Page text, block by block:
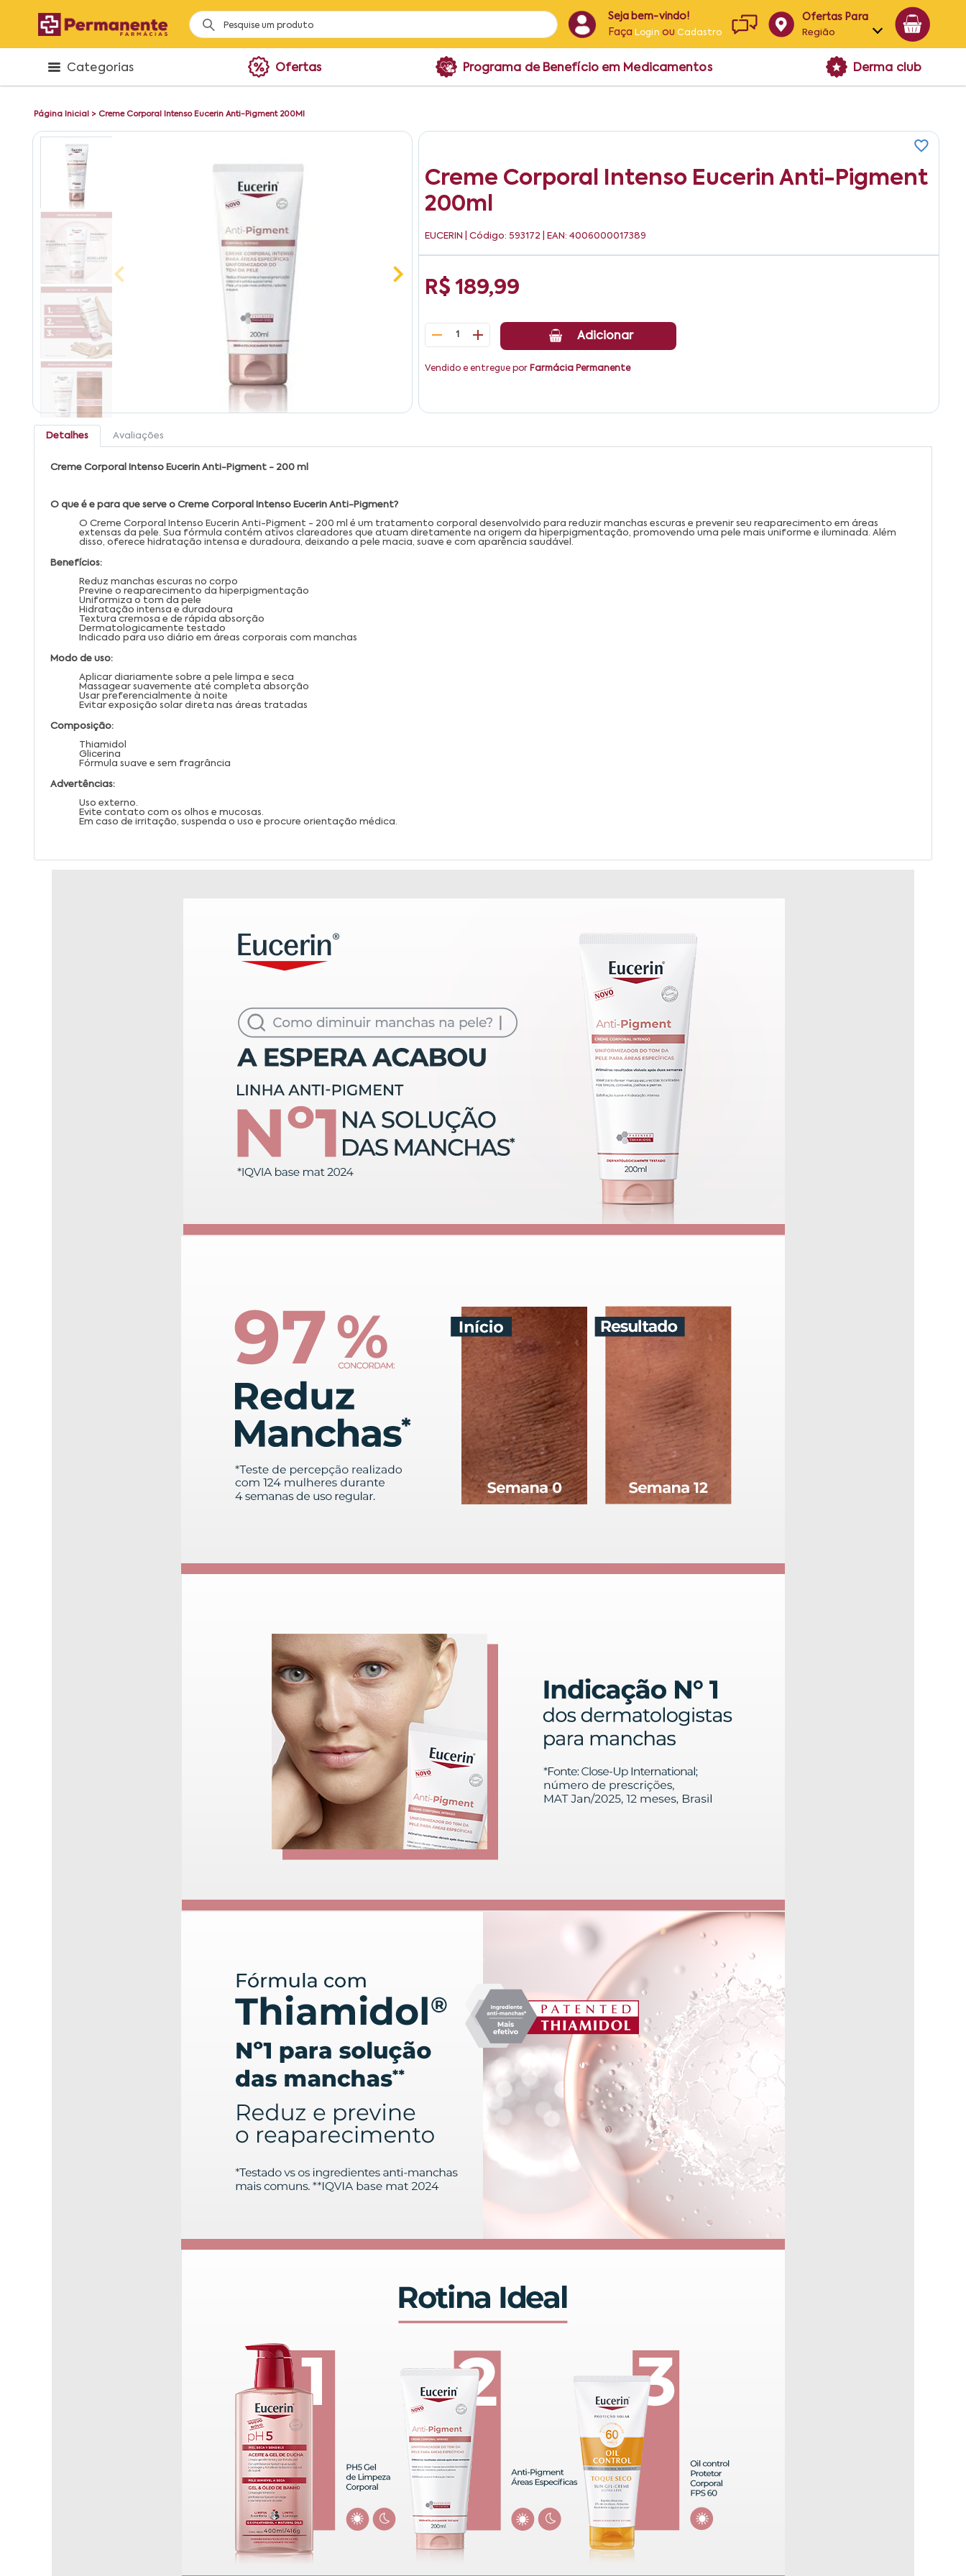
Seja bem-vindo!
Faça Login ouCadastro
Ofertas Para
Região
Alagoas
Categorias Ofertas Programa de Benefício em Medicamentos Derma club
Página Inicial > Creme Corporal Intenso Eucerin Anti-Pigment 200Ml
Creme Corporal Intenso Eucerin Anti-Pigment
200ml
EUCERIN | Código: 593172 | EAN: 4006000017389
R$ 189,99
1 Adicionar
Vendido e entregue por Farmácia Permanente
Detalhes Avaliações
Creme Corporal Intenso Eucerin Anti-Pigment - 200 ml
O que é e para que serve o Creme Corporal Intenso Eucerin Anti-Pigment?
O Creme Corporal Intenso Eucerin Anti-Pigment - 200 ml é um tratamento corporal desenvolvido para reduzir manchas escuras e prevenir seu reaparecimento em áreas
extensas da pele. Sua fórmula contém ativos clareadores que atuam diretamente na origem da hiperpigmentação, promovendo uma pele mais uniforme e iluminada. Além
disso, oferece hidratação intensa e duradoura, deixando a pele macia, suave e com aparência saudável.
Benefícios:
Reduz manchas escuras no corpo
Previne o reaparecimento da hiperpigmentação
Uniformiza o tom da pele
Hidratação intensa e duradoura
Textura cremosa e de rápida absorção
Dermatologicamente testado
Indicado para uso diário em áreas corporais com manchas
Modo de uso:
Aplicar diariamente sobre a pele limpa e seca
Massagear suavemente até completa absorção
Usar preferencialmente à noite
Evitar exposição solar direta nas áreas tratadas
Composição:
Thiamidol
Glicerina
Fórmula suave e sem fragrância
Advertências:
Uso externo.
Evite contato com os olhos e mucosas.
Em caso de irritação, suspenda o uso e procure orientação médica.